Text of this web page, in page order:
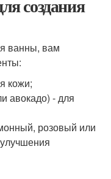
создания
ванны, вам
кожи;
авокадо) - для
розовый или